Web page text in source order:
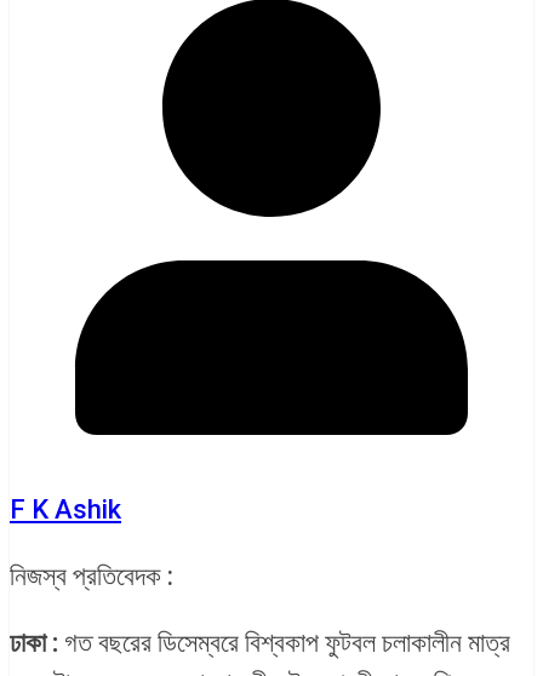
F K Ashik
নিজস্ব প্রতিবেদক :
ঢাকা : গত বছরের ডিসেম্বরে বিশ্বকাপ ফুটবল চলাকালীন মাত্র